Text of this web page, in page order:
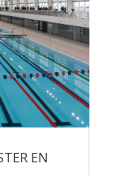
EN